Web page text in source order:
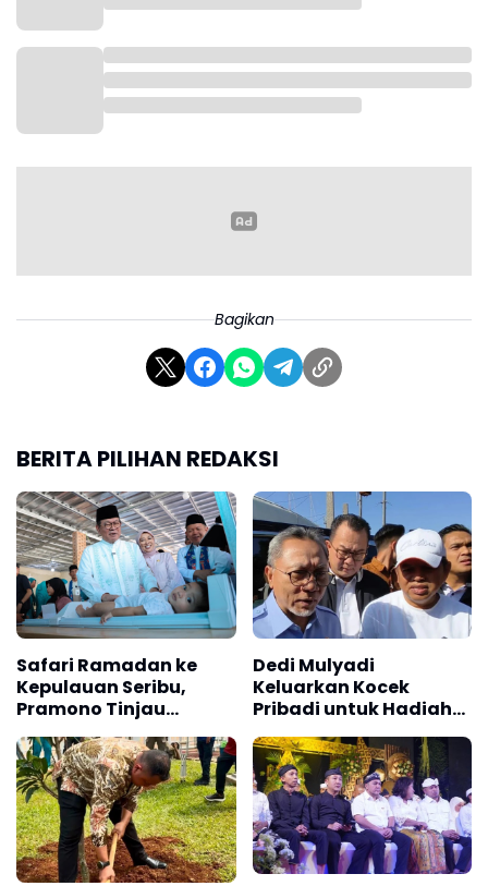
sebelumnya untuk menjaga inflasi. Dan hari ini saya
sidak ke pasar,” ujar Andra Soni.
Ia juga memastikan akan terus melakukan inspeksi
langsung ke pasar guna memantau kondisi harga
hasil pemantauan Bank Indonesia terkait dinamika
agar lonjakan harga tidak terjadi di tingkat
Dengan sinergi lintas sektor tersebut, pemerintah
daerah berharap masyarakat dapat menjalankan
Bagikan
BERITA PILIHAN REDAKSI
Safari Ramadan ke
Kepulauan Seribu,
Pramono Tinjau
Infrastruktur dan
Layanan Publik
Dedi Mulyadi
Keluarkan Kocek
Pribadi untuk Hadiah
Tangkap Begal